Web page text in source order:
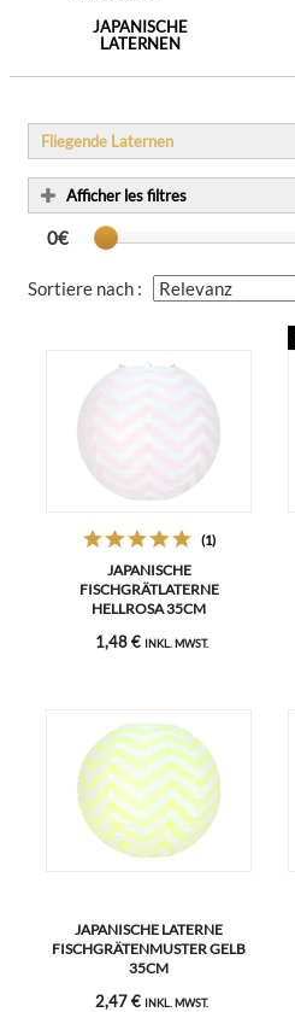
JAPANISCHE
LATERNEN
0€
Afficher les filtres
Fliegende Laternen
Sortiere nach :
(1)
JAPANISCHE
FISCHGRÄTLATERNE
HELLROSA 35CM
1,48 € INKL. MWST.
JAPANISCHE LATERNE
FISCHGRÄTENMUSTER GELB
35CM
2,47 € INKL. MWST.